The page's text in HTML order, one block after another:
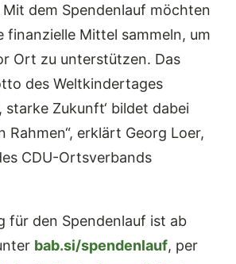
dem Spendenlauf möchten
finanzielle Mittel sammeln, um
Ort zu unterstützen. Das
des Weltkindertages
starke Zukunft‘ bildet dabei
Rahmen“, erklärt Georg Loer,
CDU-Ortsverbands
für den Spendenlauf ist ab
bab.si/spendenlauf, per